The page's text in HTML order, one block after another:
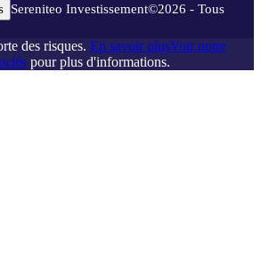
Sereniteo Investissement©2026 - Tous
des risques. En savoir plusVoir notre
pour plus d'informations.